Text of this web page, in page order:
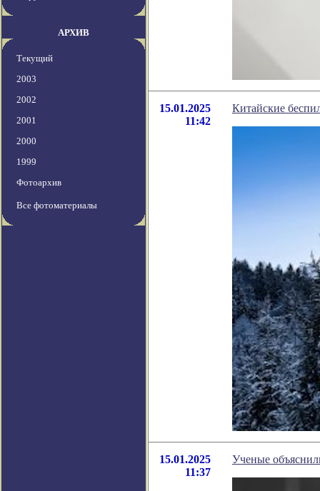
АРХИВ
Текущий
2003
2002
2001
2000
1999
Фотоархив
Все фотоматериалы
15.01.2025
11:42
Китайские
15.01.2025
11:37
Ученые